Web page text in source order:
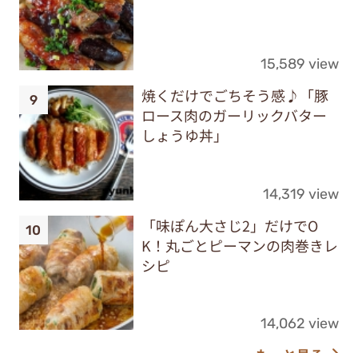
15,589 view
焼くだけでごちそう感♪「豚
ロース肉のガーリックバター
しょうゆ丼」
14,319 view
「味ぽん大さじ2」だけでO
K！丸ごとピーマンの肉巻きレ
シピ
14,062 view